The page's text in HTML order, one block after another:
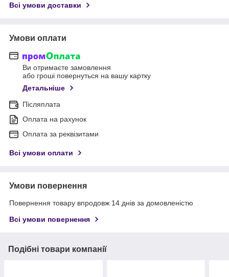
Всі умови доставки
Умови оплати
Ви отримаєте замовлення
або гроші повернуться на вашу картку
Детальніше
Післяплата
Оплата на рахунок
Оплата за реквізитами
Всі умови оплати
Умови повернення
Повернення товару впродовж 14 днів за домовленістю
Всі умови повернення
Подібні товари компанії